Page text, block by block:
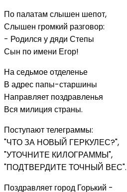
По палатам слышен шепот,
Слышен громкий разговор:
- Родился у дяди Степы
Сын по имени Егор!
На седьмое отделенье
В адрес папы-старшины
Направляет поздравленья
Вся милиция страны.
Поступают телеграммы:
"ЧТО ЗА НОВЫЙ ГЕРКУЛЕС?",
"УТОЧНИТЕ КИЛОГРАММЫ",
"ПОДТВЕРДИТЕ ТОЧНЫЙ ВЕС".
Поздравляет город Горький -